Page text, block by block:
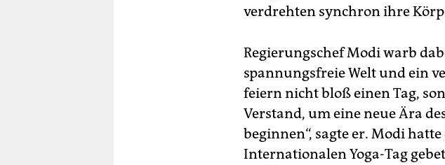
verdrehten synchron ihre
Regierungschef Modi warb
spannungsfreie Welt und ein
feiern nicht bloß einen Tag,
Verstand, um eine neue Ära
beginnen“, sagte er. Modi
Internationalen Yoga-Tag